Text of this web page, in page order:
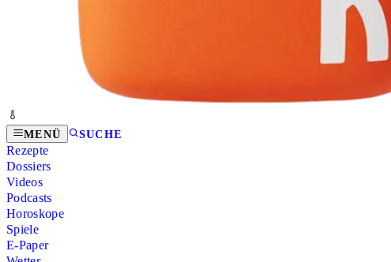
MENÜ SUCHE
Rezepte
Dossiers
Videos
Podcasts
Horoskope
Spiele
E-Paper